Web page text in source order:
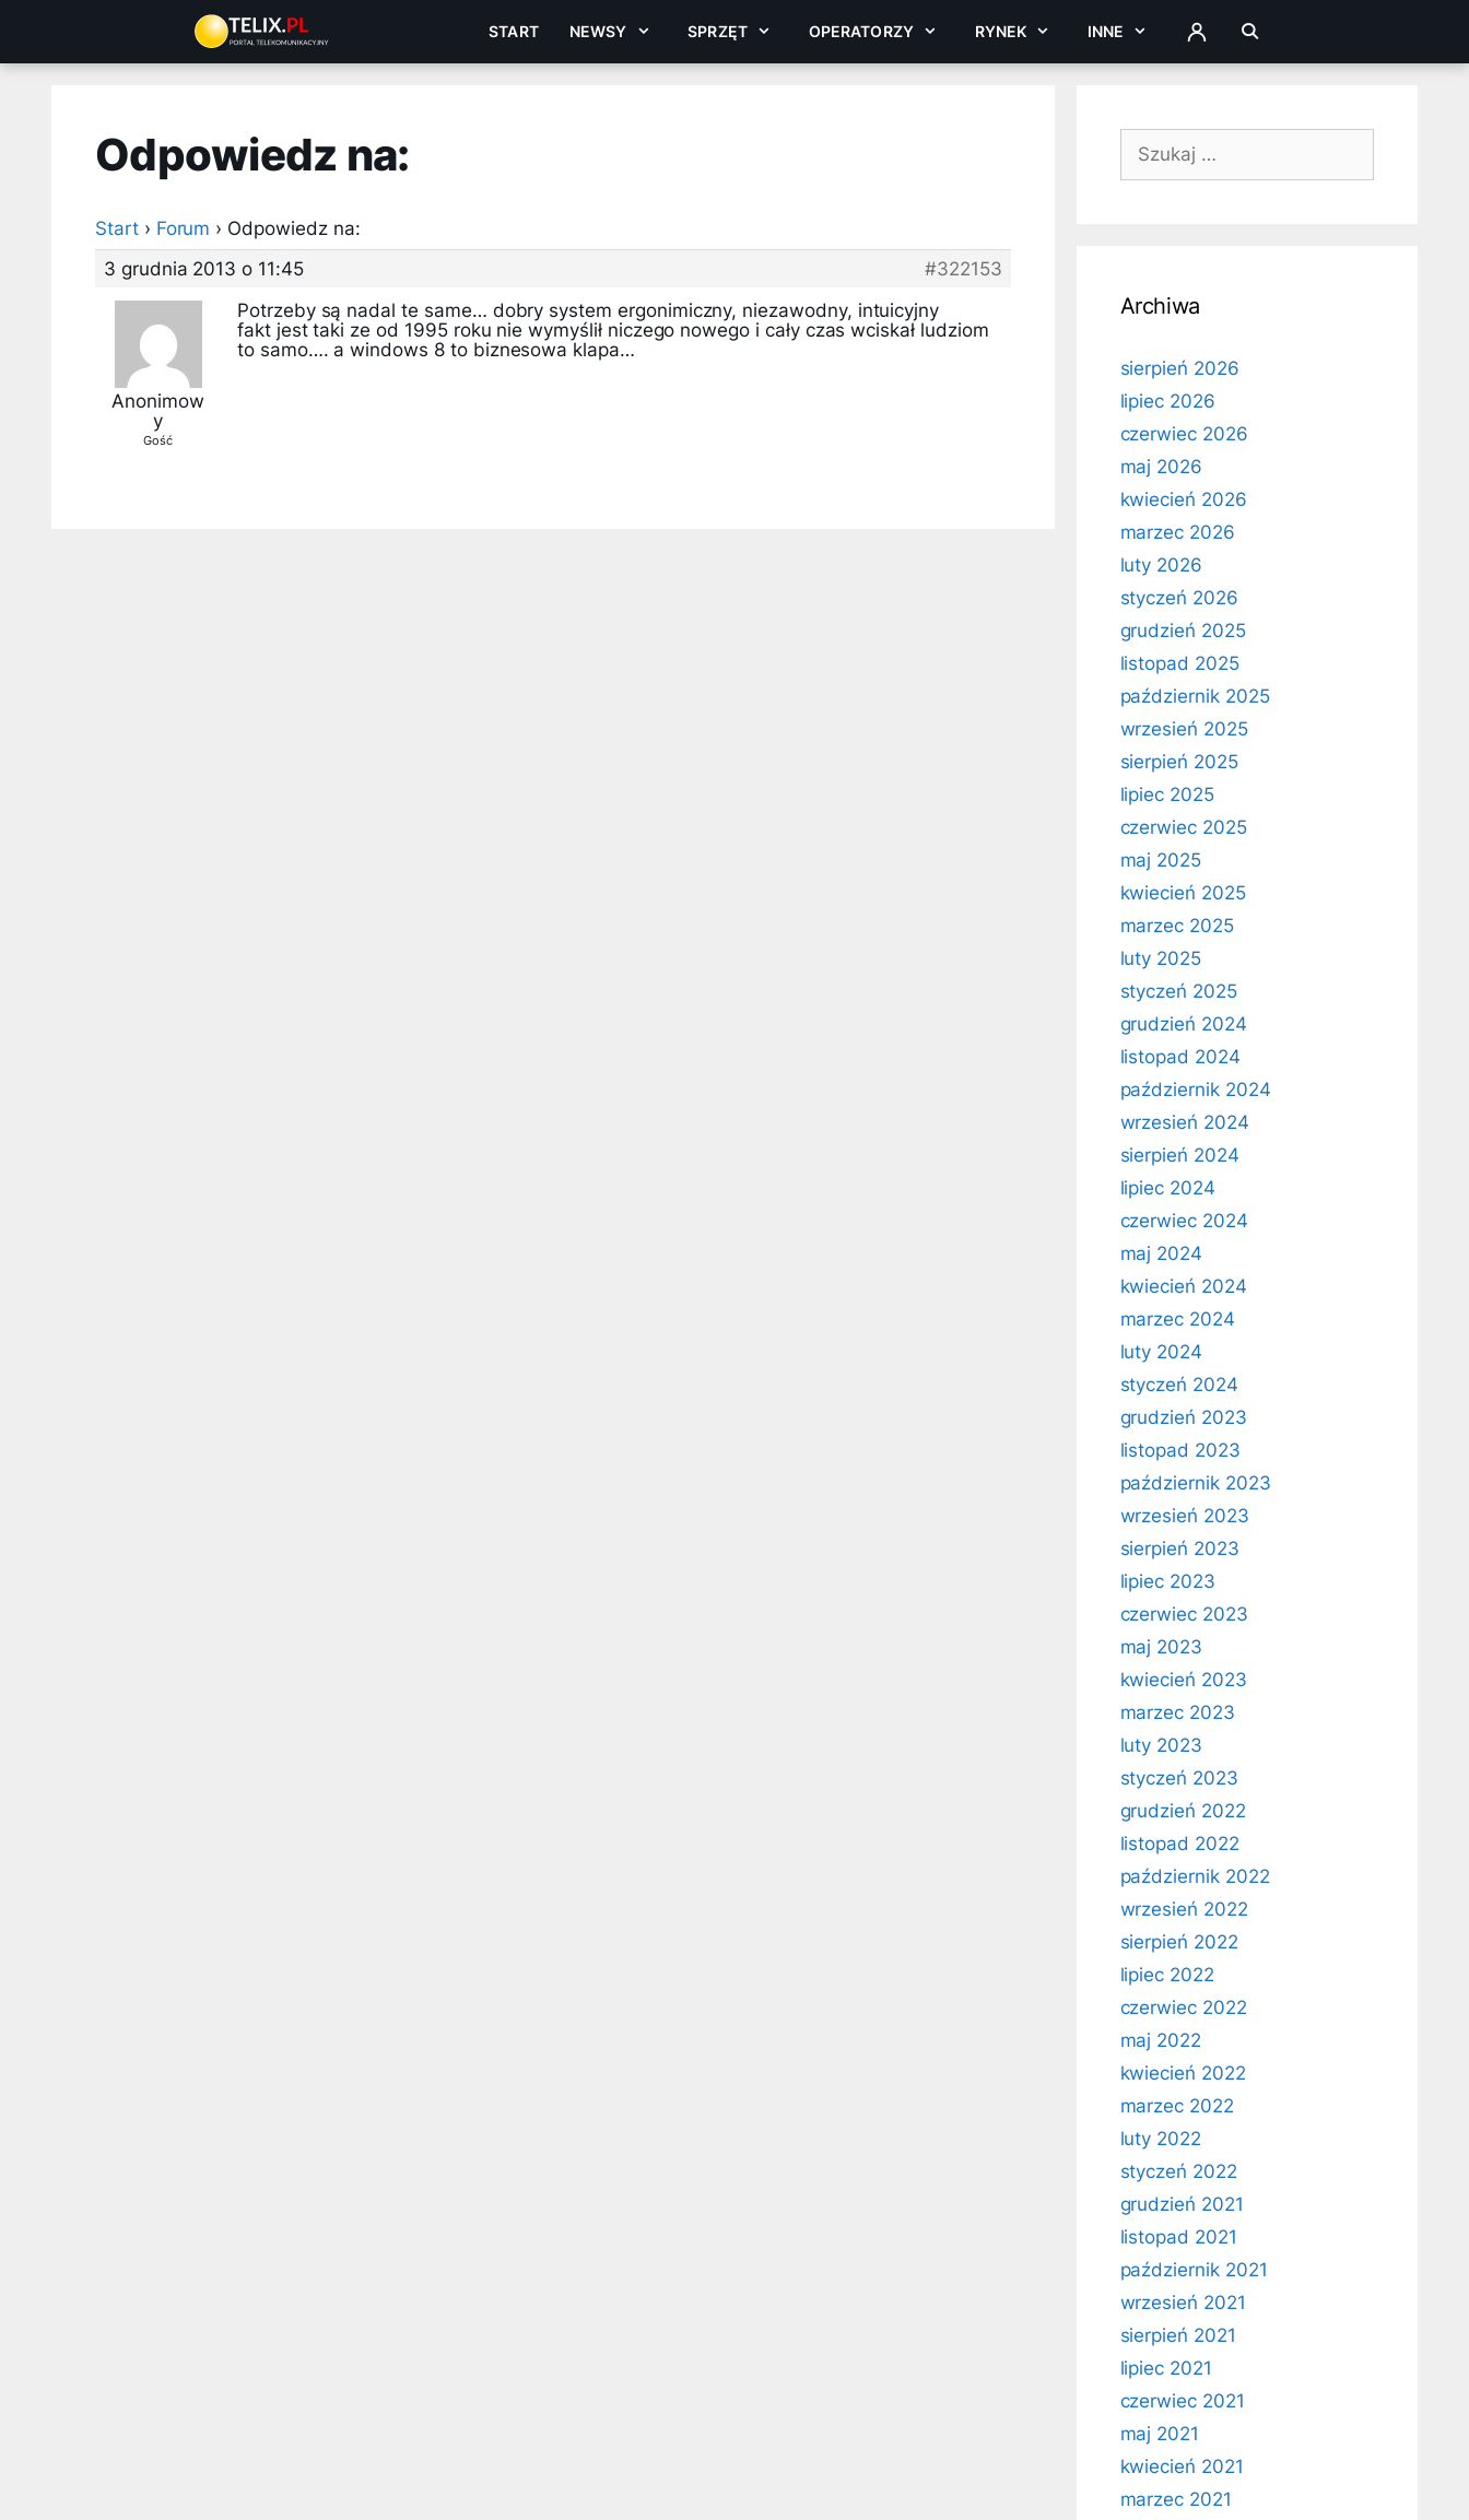
treści
START NEWSY SPRZĘT OPERATORZY RYNEK INNE ZALOGUJ
Odpowiedz na:
Start › Forum › Odpowiedz na:
3 grudnia 2013 o 11:45
#322153
Anonimow
y
Gość
Potrzeby są nadal te same… dobry system ergonimiczny, niezawodny, intuicyjny
fakt jest taki ze od 1995 roku nie wymyślił niczego nowego i cały czas wciskał ludziom
to samo…. a windows 8 to biznesowa klapa…
Szukaj:
Archiwa
sierpień 2026
lipiec 2026
czerwiec 2026
maj 2026
kwiecień 2026
marzec 2026
luty 2026
styczeń 2026
grudzień 2025
listopad 2025
październik 2025
wrzesień 2025
sierpień 2025
lipiec 2025
czerwiec 2025
maj 2025
kwiecień 2025
marzec 2025
luty 2025
styczeń 2025
grudzień 2024
listopad 2024
październik 2024
wrzesień 2024
sierpień 2024
lipiec 2024
czerwiec 2024
maj 2024
kwiecień 2024
marzec 2024
luty 2024
styczeń 2024
grudzień 2023
listopad 2023
październik 2023
wrzesień 2023
sierpień 2023
lipiec 2023
czerwiec 2023
maj 2023
kwiecień 2023
marzec 2023
luty 2023
styczeń 2023
grudzień 2022
listopad 2022
październik 2022
wrzesień 2022
sierpień 2022
lipiec 2022
czerwiec 2022
maj 2022
kwiecień 2022
marzec 2022
luty 2022
styczeń 2022
grudzień 2021
listopad 2021
październik 2021
wrzesień 2021
sierpień 2021
lipiec 2021
czerwiec 2021
maj 2021
kwiecień 2021
marzec 2021